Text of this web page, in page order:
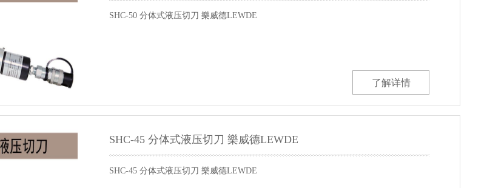
SHC-50 分体式液压切刀 樂威德LEWDE
了解详情
SHC-45 分体式液压切刀 樂威德LEWDE
SHC-45 分体式液压切刀 樂威德LEWDE